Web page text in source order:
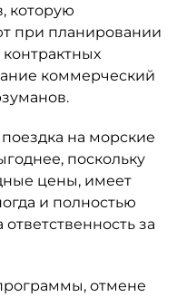
которую
при планировании
коммерческий
на морские
поскольку
цены, имеет
и полностью
за
отмене